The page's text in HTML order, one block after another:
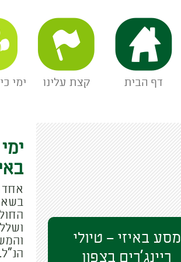
דף הבית קצת עלינו ימי
מסע באיזי – טיולי
ריינג'רים בצפון
אחד